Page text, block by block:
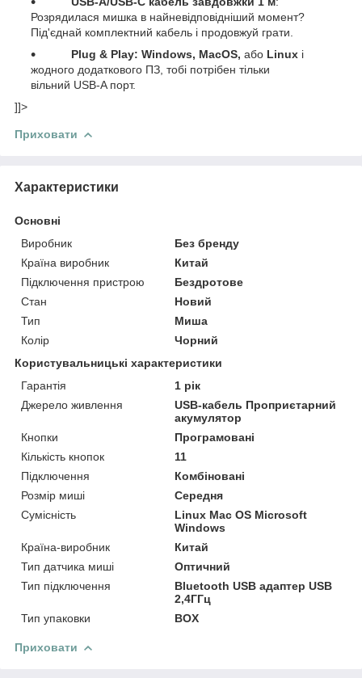
Розрядилася мишка в найневідповідніший момент?
Під'єднай комплектний кабель і продовжуй грати.
Plug & Play: Windows, MacOS, або Linux і
жодного додаткового ПЗ, тобі потрібен тільки
вільний USB-A порт.
]]>
Приховати
Характеристики
Основні
Виробник
Без бренду
Країна виробник
Китай
Підключення пристрою
Бездротове
Стан
Новий
Тип
Миша
Колір
Чорний
Користувальницькі характеристики
Гарантія
1 рік
Джерело живлення
USB-кабель Проприєтарний
акумулятор
Кнопки
Програмовані
Кількість кнопок
11
Підключення
Комбіновані
Розмір миші
Середня
Сумісність
Linux Mac OS Microsoft
Windows
Країна-виробник
Китай
Тип датчика миші
Оптичний
Тип підключення
Bluetooth USB адаптер USB
2,4ГГц
Тип упаковки
BOX
Приховати